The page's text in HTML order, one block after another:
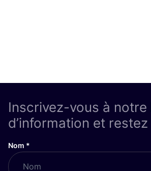
Inscrivez-vous à notre
d’information et
Nom *